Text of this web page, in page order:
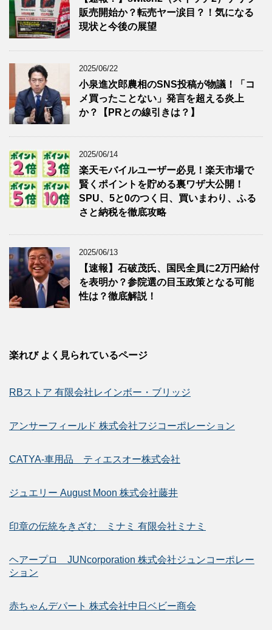
販売開始か？転売ヤー涙目？！気になる
現状と今後の展望
2025/06/22
小泉進次郎農相のSNS投稿が物議！「コ
メ買ったことない」発言を超える炎上
か？【PRとの線引きは？】
2025/06/14
楽天モバイルユーザー必見！楽天市場で
賢くポイントを貯める裏ワザ大公開！
SPU、5と0のつく日、買いまわり、ふる
さと納税を徹底攻略
2025/06/13
【速報】石破茂氏、国民全員に2万円給付
を表明か？参院選の目玉政策となる可能
性は？徹底解説！
楽れび よく見られているページ
RBストア 有限会社レインボー・ブリッジ
アンサーフィールド 株式会社フジコーポレーション
CATYA-車用品 ティエスオー株式会社
ジュエリー August Moon 株式会社藤井
印章の伝統をきざむ ミナミ 有限会社ミナミ
ヘアープロ JUNcorporation 株式会社ジュンコーポレー
ション
赤ちゃんデパート 株式会社中日ベビー商会